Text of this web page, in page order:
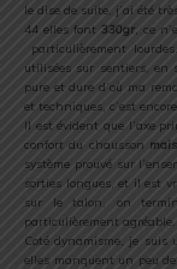
le dise de suite, j’ai été
44 elles font 330gr, ce
particulièrement
utilisées sur sentiers, en
pure et dure d’où ma
et techniques, c’est
Il est évident que l’axe
confort du chausson
système prouvé sur
sorties longues, et il est
sur le talon, on
particulièrement agréable.
Coté dynamisme, je suis
elles manquent un peu